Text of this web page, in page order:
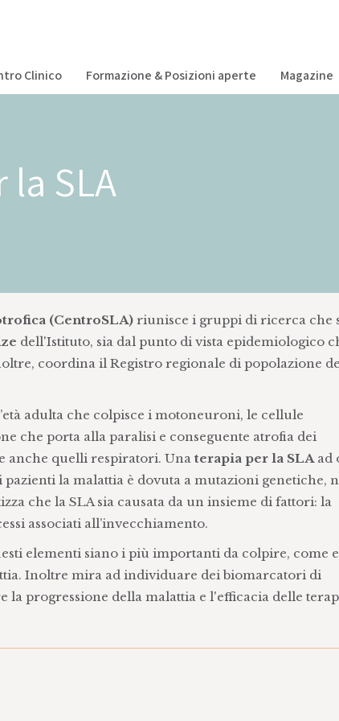
Clinico Formazione & Posizioni aperte Magazine
SLA
(CentroSLA) riunisce i gruppi di ricerca che
dell'Istituto, sia dal punto di vista epidemiologico
coordina il Registro regionale di popolazione
adulta che colpisce i motoneuroni, le cellule
che porta alla paralisi e conseguente atrofia dei
anche quelli respiratori. Unaterapia per la SLAad
la malattia è dovuta a mutazioni genetiche,
che la SLA sia causata da un insieme di fattori: la
associati all’invecchiamento.
elementi siano i più importanti da colpire, come e
Inoltre mira ad individuare dei biomarcatori di
progressione della malattia e l'efficacia delle